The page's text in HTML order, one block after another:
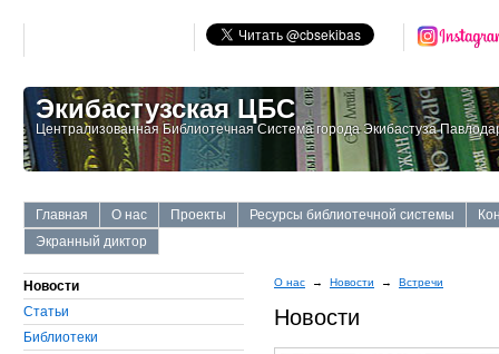
Экибастузская ЦБС
Централизованная Библиотечная Система города Экибастуза
Главная О нас Проекты Ресурсы библиотечной системы
Экранный диктор
Новости
Статьи
Библиотеки
О нас → Новости → Встречи
Новости